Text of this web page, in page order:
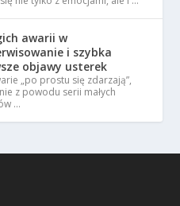
awarii w
i szybka
objawy usterek
„po prostu się zdarzają”,
z powodu serii małych
…